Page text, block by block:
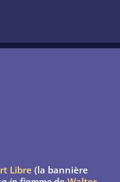
Libre (la bannière